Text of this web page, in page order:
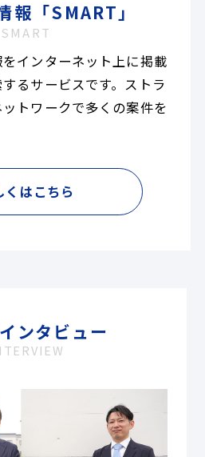
報「SMART」
SMART
インターネット上に掲載
るサービスです。ストラ
トワークで多くの案件を
くはこちら
ンタビュー